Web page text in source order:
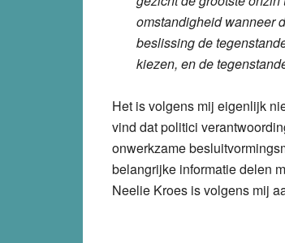
omstandigheid wanneer
beslissing de
kiezen, en de
Het is volgens mij eigenlijk
vind dat politici
onwerkzame
belangrijke informatie delen
Neelie Kroes is volgens mij